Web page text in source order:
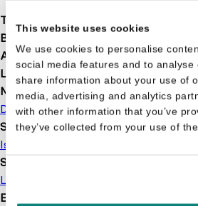
This website uses cookies
We use cookies to personalise
social media features and to analyse
share information about your use of
media, advertising and analytics
with other information that you’ve
they’ve collected from your use of
Taal
Bindwijze
Aantal pagina's128
Leeftijd
7 t/m 10 jaar
Merk
De Ballon
Serie of karakter
Isabella Maan
Soort boek
Leesboek
EAN